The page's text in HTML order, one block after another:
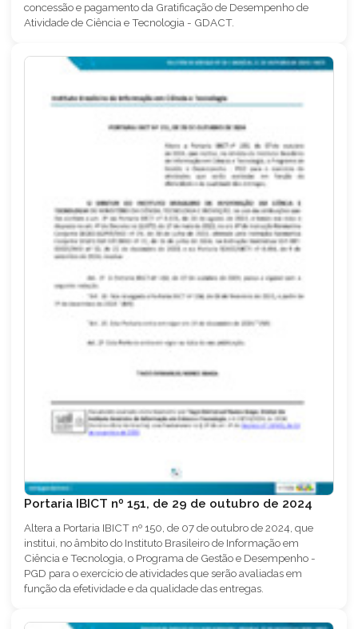
concessão e pagamento da Gratificação de Desempenho de
Atividade de Ciência e Tecnologia - GDACT.
Portaria IBICT nº 151, de 29 de outubro de 2024
Altera a Portaria IBICT nº 150, de 07 de outubro de 2024, que
institui, no âmbito do Instituto Brasileiro de Informação em
Ciência e Tecnologia, o Programa de Gestão e Desempenho -
PGD para o exercício de atividades que serão avaliadas em
função da efetividade e da qualidade das entregas.